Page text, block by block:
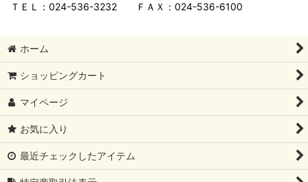
ＴＥＬ：024-536-3232 ＦＡＸ：024-536-6100
ホーム
ショッピングカート
マイページ
お気に入り
最近チェックしたアイテム